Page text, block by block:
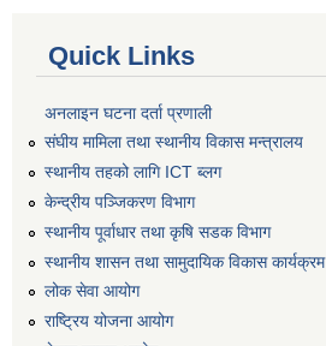
Quick Links
अनलाइन घटना दर्ता प्रणाली
संघीय मामिला तथा स्थानीय विकास मन्त्रालय
स्थानीय तहको लागि ICT ब्लग
केन्द्रीय पञ्जिकरण विभाग
स्थानीय पूर्वाधार तथा कृषि सडक विभाग
स्थानीय शासन तथा सामुदायिक विकास कार्यक्रम
लोक सेवा आयोग
राष्ट्रिय योजना आयोग